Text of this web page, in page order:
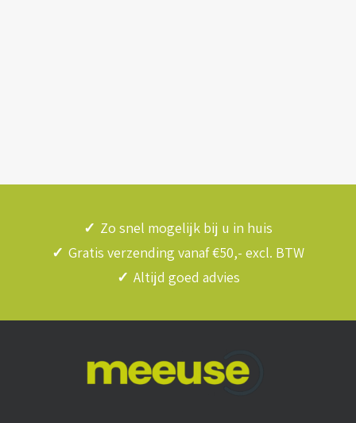
✓ Zo snel mogelijk bij u in huis
✓ Gratis verzending vanaf €50,- excl. BTW
✓ Altijd goed advies